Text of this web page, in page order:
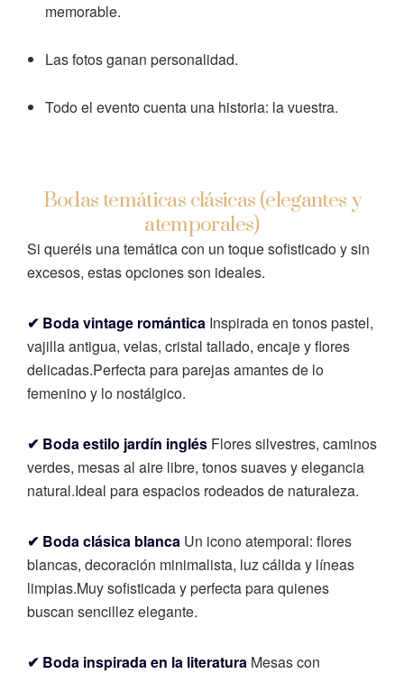
memorable.
Las fotos ganan personalidad.
Todo el evento cuenta una historia: la vuestra.
Bodas temáticas clásicas (elegantes y
atemporales)
Si queréis una temática con un toque sofisticado y sin
excesos, estas opciones son ideales.
✔ Boda vintage romántica Inspirada en tonos pastel,
vajilla antigua, velas, cristal tallado, encaje y flores
delicadas.Perfecta para parejas amantes de lo
femenino y lo nostálgico.
✔ Boda estilo jardín inglés Flores silvestres, caminos
verdes, mesas al aire libre, tonos suaves y elegancia
natural.Ideal para espacios rodeados de naturaleza.
✔ Boda clásica blanca Un icono atemporal: flores
blancas, decoración minimalista, luz cálida y líneas
limpias.Muy sofisticada y perfecta para quienes
buscan sencillez elegante.
✔ Boda inspirada en la literatura Mesas con